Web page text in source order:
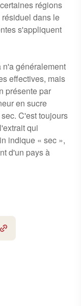
régions
dans le
s'appliquent
généralement
effectives, mais
présente par
en sucre
C'est toujours
qui
indique « sec »,
d'un pays à